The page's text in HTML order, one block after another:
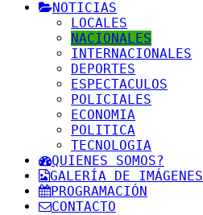
NOTICIAS
LOCALES
NACIONALES
INTERNACIONALES
DEPORTES
ESPECTACULOS
POLICIALES
ECONOMIA
POLITICA
TECNOLOGIA
QUIENES SOMOS?
GALERÍA DE IMÁGENES
PROGRAMACIÓN
CONTACTO